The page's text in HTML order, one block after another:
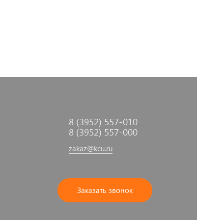
8 (3952) 557-010
8 (3952) 557-000
zakaz@kcu.ru
Заказать звонок